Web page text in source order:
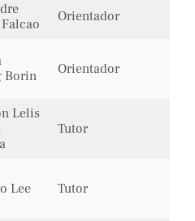
Orientador
Borin
Orientador
Lelis
Tutor
Lee Tutor